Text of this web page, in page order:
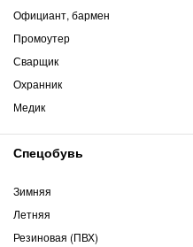
Официант, бармен
Промоутер
Сварщик
Охранник
Медик
Спецобувь
Зимняя
Летняя
Резиновая (ПВХ)